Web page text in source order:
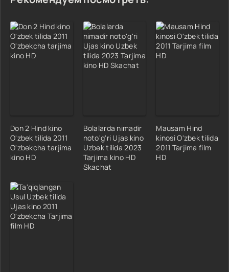
Don 2 Hind kino
O'zbek tilida 2011
O'zbekcha tarjima
kino HD
Bolalarda nimadir
noto'g'ri Ujas kino
Uzbek tilida 2023
Tarjima kino HD
Skachat
Mausam Hind
kinosi O'zbek tilida
2011 Tarjima film
HD